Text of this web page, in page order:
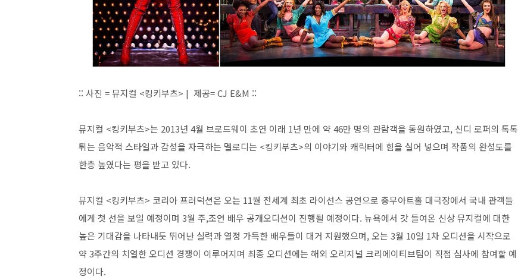
:: 사진 = 뮤지컬 <킹키부츠> | 제공= CJ E&M ::
뮤지컬 <킹키부츠>는 2013년 4월 브로드웨이 초연 이래 1년 만에 약 46만 명의 관람객을 동원하였고, 신디 로퍼의 톡톡
튀는 음악적 스타일과 감성을 자극하는 멜로디는 <킹키부츠>의 이야기와 캐릭터에 힘을 실어 넣으며 작품의 완성도를
한층 높였다는 평을 받고 있다.
뮤지컬 <킹키부츠> 코리아 프러덕션은 오는 11월 전세계 최초 라이선스 공연으로 충무아트홀 대극장에서 국내 관객들
에게 첫 선을 보일 예정이며 3월 주,조연 배우 공개오디션이 진행될 예정이다. 뉴욕에서 갓 들여온 신상 뮤지컬에 대한
높은 기대감을 나타내듯 뛰어난 실력과 열정 가득한 배우들이 대거 지원했으며, 오는 3월 10일 1차 오디션을 시작으로
약 3주간의 치열한 오디션 경쟁이 이루어지며 최종 오디션에는 해외 오리지널 크리에이티브팀이 직접 심사에 참여할 예
정이다.